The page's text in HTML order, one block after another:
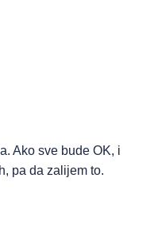
Ako sve bude OK, i
pa da zalijem to.